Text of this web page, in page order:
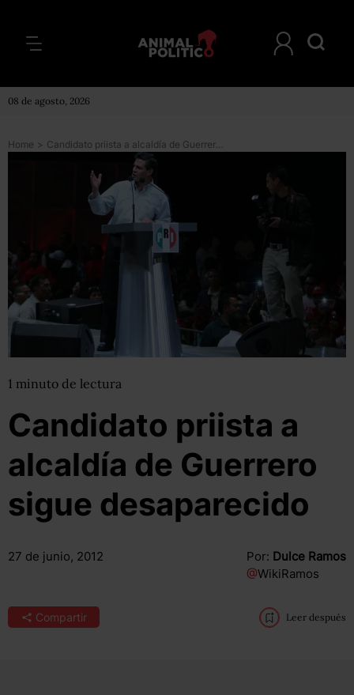
08 de agosto, 2026
Home > Candidato priista a alcaldía de Guerrero sigue desaparecido
1 minuto de lectura
Candidato priista a
alcaldía de Guerrero
sigue desaparecido
27 de junio, 2012 Por: Dulce Ramos
@WikiRamos
Compartir Leer después